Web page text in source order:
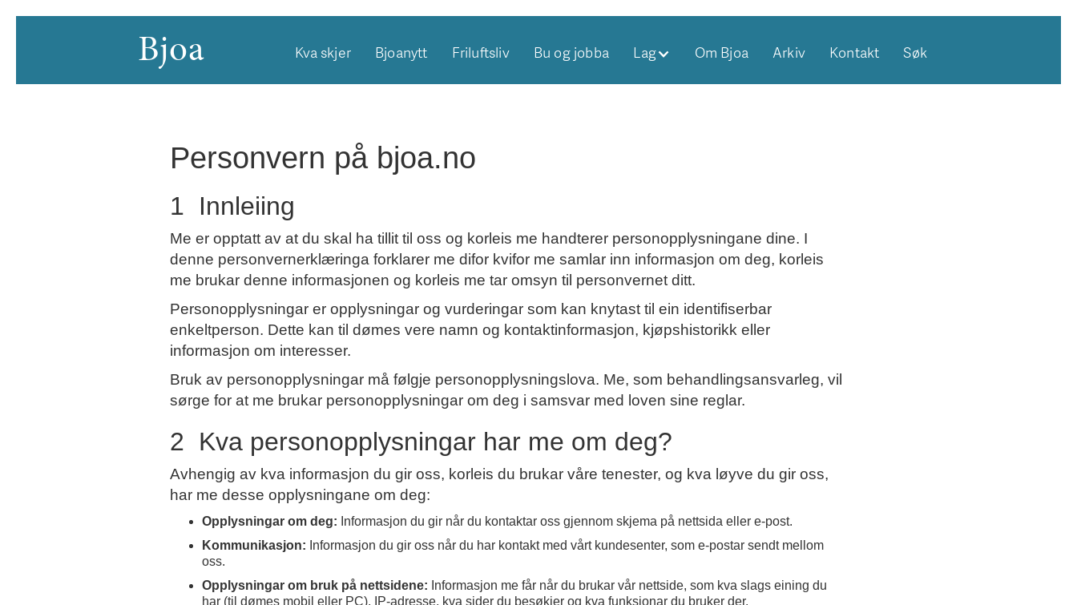
Bjoa Kva skjer Bjoanytt Friluftsliv Bu og jobba Lag Om Bjoa Arkiv Kontakt Søk
Personvern på bjoa.no
1 Innleiing
Me er opptatt av at du skal ha tillit til oss og korleis me handterer personopplysningane dine. I
denne personvernerklæringa forklarer me difor kvifor me samlar inn informasjon om deg, korleis
me brukar denne informasjonen og korleis me tar omsyn til personvernet ditt.
Personopplysningar er opplysningar og vurderingar som kan knytast til ein identifiserbar
enkeltperson. Dette kan til dømes vere namn og kontaktinformasjon, kjøpshistorikk eller
informasjon om interesser.
Bruk av personopplysningar må følgje personopplysningslova. Me, som behandlingsansvarleg, vil
sørge for at me brukar personopplysningar om deg i samsvar med loven sine reglar.
2 Kva personopplysningar har me om deg?
Avhengig av kva informasjon du gir oss, korleis du brukar våre tenester, og kva løyve du gir oss,
har me desse opplysningane om deg:
Opplysningar om deg: Informasjon du gir når du kontaktar oss gjennom skjema på nettsida eller e-post.
Kommunikasjon: Informasjon du gir oss når du har kontakt med vårt kundesenter, som e-postar sendt mellom
oss.
Opplysningar om bruk på nettsidene: Informasjon me får når du brukar vår nettside, som kva slags eining du
har (til dømes mobil eller PC), IP-adresse, kva sider du besøkjer og kva funksjonar du bruker der.